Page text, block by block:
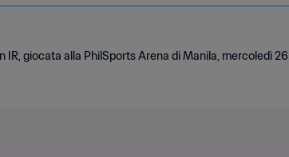
giocata alla PhilSports Arena di Manila, mercoledì